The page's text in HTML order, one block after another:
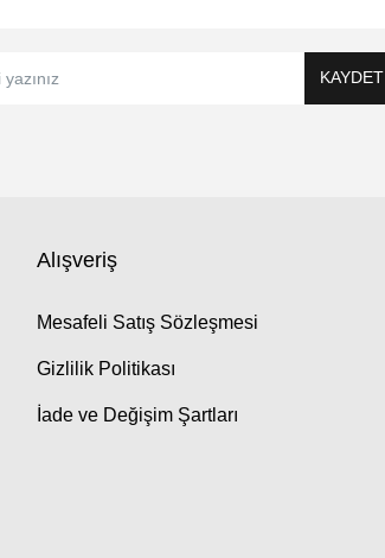
KAYDET
Alışveriş
Mesafeli Satış Sözleşmesi
Gizlilik Politikası
İade ve Değişim Şartları